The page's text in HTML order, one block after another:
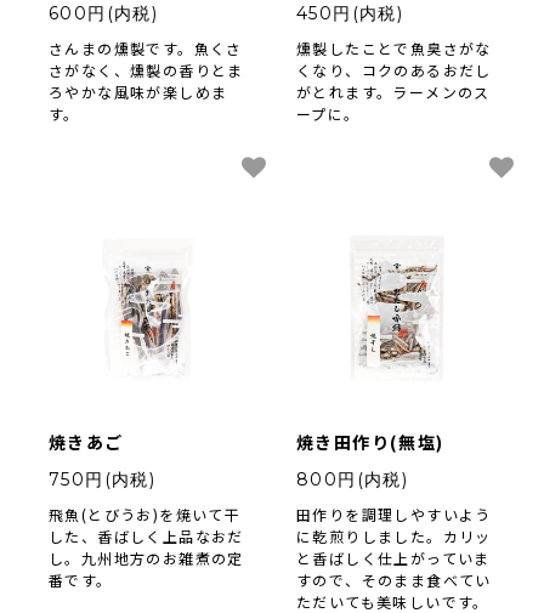
新規会員登録
会員ページにログイン
お買い物ガイド
採用情報
特定商取引法に基づく表記
プライバシーポリシー
600円(内税)
さんまの燻製です。魚くさ
さがなく、燻製の香りとま
ろやかな風味が楽しめま
す。
450円(内税)
燻製したことで魚臭さがな
くなり、コクのあるおだし
がとれます。ラーメンのス
ープに。
焼きあご
750円(内税)
飛魚(とびうお)を焼いて干
した、香ばしく上品なおだ
し。九州地方のお雑煮の定
番です。
焼き田作り(無塩)
800円(内税)
田作りを調理しやすいよう
に乾煎りしました。カリッ
と香ばしく仕上がっていま
すので、そのまま食べてい
ただいても美味しいです。